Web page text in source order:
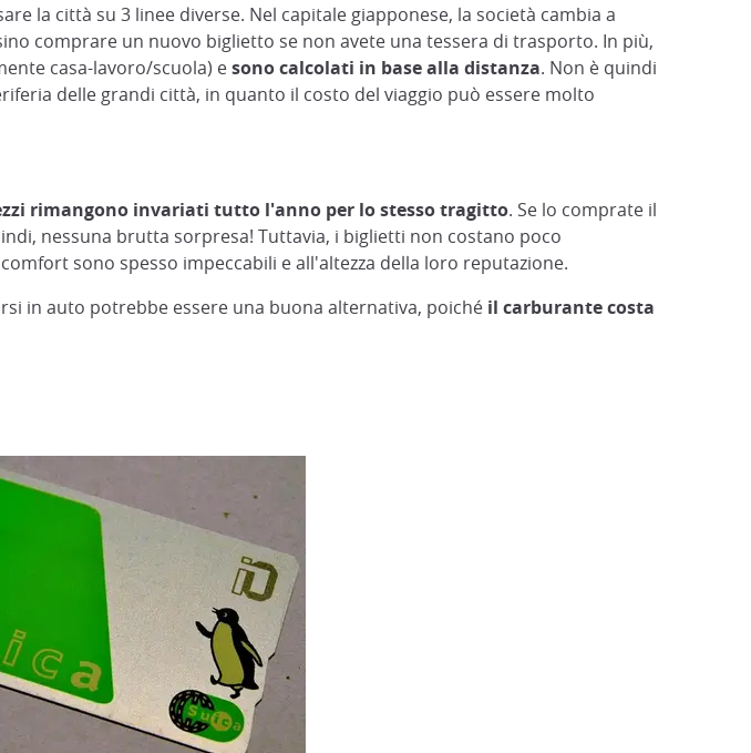
la città su 3 linee diverse. Nel capitale giapponese, la società cambia a
comprare un nuovo biglietto se non avete una tessera di trasporto. In più,
casa-lavoro/scuola) esono calcolati in base alla distanza. Non è quindi
delle grandi città, in quanto il costo del viaggio può essere molto
rimangono invariati tutto l'anno per lo stesso tragitto. Se lo comprate il
nessuna brutta sorpresa! Tuttavia, i biglietti non costano poco
sono spesso impeccabili e all'altezza della loro reputazione.
in auto potrebbe essere una buona alternativa, poiché il carburante costa